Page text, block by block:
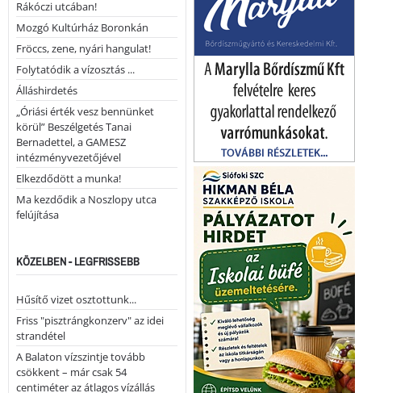
Rákóczi utcában!
Mozgó Kultúrház Boronkán
Fröccs, zene, nyári hangulat!
Folytatódik a vízosztás ...
Álláshirdetés
„Óriási érték vesz bennünket
körül” Beszélgetés Tanai
Bernadettel, a GAMESZ
intézményvezetőjével
Elkezdődött a munka!
Ma kezdődik a Noszlopy utca
felújítása
KÖZELBEN - LEGFRISSEBB
Hűsítő vizet osztottunk...
Friss "pisztrángkonzerv" az idei
strandétel
A Balaton vízszintje tovább
csökkent – már csak 54
centiméter az átlagos vízállás